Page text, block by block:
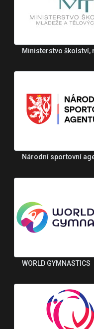
Ministerstvo školství,
Národní sportovní
WORLD GYMNASTICS